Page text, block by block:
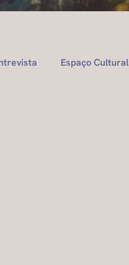
Espaço Cultural